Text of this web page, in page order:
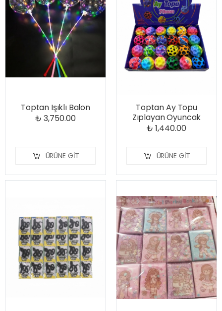
Toptan Işıklı Balon
₺ 3,750.00
ÜRÜNE GIT
Toptan Ay Topu
Zıplayan Oyuncak
₺ 1,440.00
ÜRÜNE GIT